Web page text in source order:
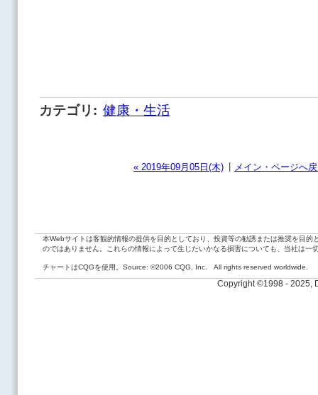
カテゴリ : 健康・生活
« 2019年09月05日(木) | メイン・ページへ
本Webサイトは客観的情報の提供を目的としており、投資等の勧誘または推奨を目
のではありません。これらの情報によって生じたいかなる損害についても、当社は一
チャートはCQGを使用。Source: ©2006 CQG, Inc. All rights reserved worldwide.
Copyright ©1998 - 2025,